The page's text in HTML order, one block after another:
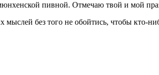
пивной. Отмечаю твой и мой
мыслей без того не обойтись, чтобы кто-